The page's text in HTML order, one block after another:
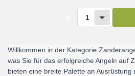
1
Willkommen in der Kategorie
was Sie für das erfolgreiche Angeln auf
bieten eine breite Palette an Ausrüstung